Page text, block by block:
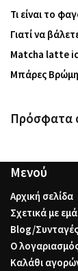
Τι είναι το
Γιατί να
Matcha latte
Μπάρες
Πρόσφατα
Μενού
Αρχική σελίδα
Σχετικά με
Blog/Συνταγές
Ο
Καλάθι